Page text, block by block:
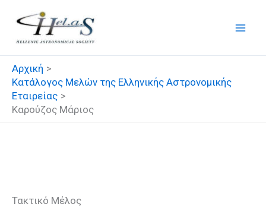
στο
περιεχόμενο
Αρχική
Κατάλογος Μελών της Ελληνικής Αστρονομικής
Εταιρείας
Καρούζος Μάριος
Τακτικό Μέλος